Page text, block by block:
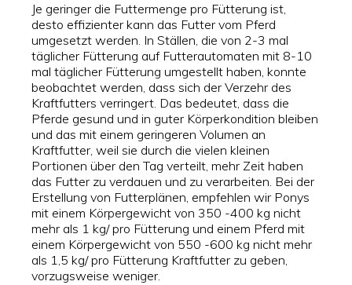
Je geringer die Futtermenge pro Fütterung ist,
desto effizienter kann das Futter vom Pferd
umgesetzt werden. In Ställen, die von 2-3 mal
täglicher Fütterung auf Futterautomaten mit 8-10
mal täglicher Fütterung umgestellt haben, konnte
beobachtet werden, dass sich der Verzehr des
Kraftfutters verringert. Das bedeutet, dass die
Pferde gesund und in guter Körperkondition bleiben
und das mit einem geringeren Volumen an
Kraftfutter, weil sie durch die vielen kleinen
Portionen über den Tag verteilt, mehr Zeit haben
das Futter zu verdauen und zu verarbeiten. Bei der
Erstellung von Futterplänen, empfehlen wir Ponys
mit einem Körpergewicht von 350 -400 kg nicht
mehr als 1 kg/ pro Fütterung und einem Pferd mit
einem Körpergewicht von 550 -600 kg nicht mehr
als 1,5 kg/ pro Fütterung Kraftfutter zu geben,
vorzugsweise weniger.